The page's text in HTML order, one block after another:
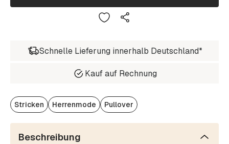
Schnelle Lieferung innerhalb Deutschland*
Kauf auf Rechnung
Stricken Herrenmode Pullover
Beschreibung